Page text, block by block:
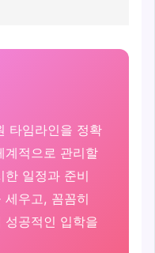
타임라인을 정확
계적으로 관리할
한 일정과 준비
세우고, 꼼꼼히
성공적인 입학을